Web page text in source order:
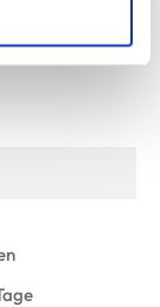
in unserem
.